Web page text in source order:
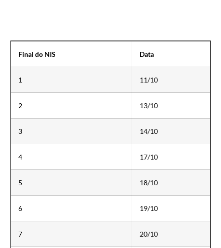
Final do NIS Data
1 11/10
2 13/10
3 14/10
4 17/10
5 18/10
6 19/10
7 20/10